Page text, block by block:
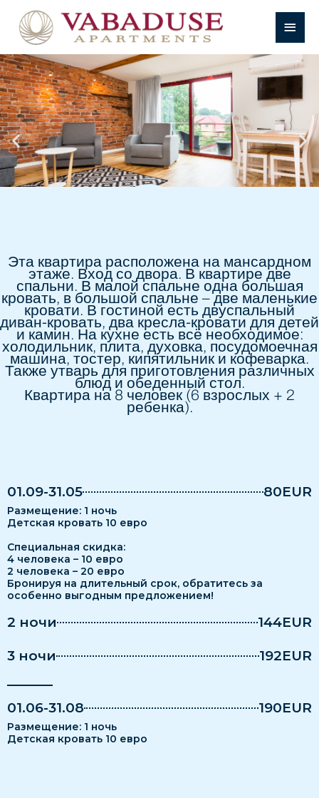
содержимому
МЕНЮ
Эта квартира расположена на мансардном
этаже. Вход со двора. В квартире две
спальни. В малой спальне одна большая
кровать, в большой спальне – две маленькие
кровати. В гостиной есть двуспальный
диван-кровать, два кресла-кровати для детей
и камин. На кухне есть всё необходимое:
холодильник, плита, духовка, посудомоечная
машина, тостер, кипятильник и кофеварка.
Также утварь для приготовления различных
блюд и обеденный стол.
Квартира на 8 человек (6 взрослых + 2
ребенка).
01.09-31.05 80EUR
Pазмещение: 1 ночь
Детская кровать 10 евро
Специальная скидка:
4 человека – 10 евро
2 человека – 20 евро
Бронируя на длительный срок, обратитесь за
особенно выгодным предложением!
2 ночи 144EUR
3 ночи 192EUR
01.06-31.08 190EUR
Pазмещение: 1 ночь
Детская кровать 10 евро